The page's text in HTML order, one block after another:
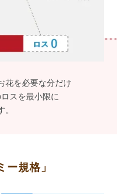
花を必要な分だけ
スを最小限に
規格」